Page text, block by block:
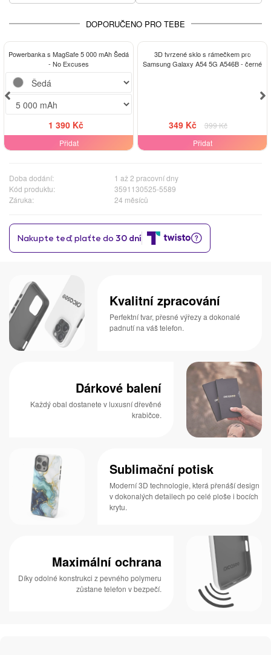
DOPORUČENO PRO TEBE
Powerbanka s MagSafe 5 000 mAh Šedá
- No Excuses
1 390 Kč
Přidat
-13%
3D tvrzené sklo s rámečkem pro
Samsung Galaxy A54 5G A546B - černé
349 Kč
399 Kč
Přidat
Doba dodání:
1 až 2 pracovní dny
Kód produktu:
3591130525-5589
Záruka:
24 měsíců
Kvalitní zpracování
Perfektní tvar, přesné výřezy a dokonalé
padnutí na váš telefon.
Dárkové balení
Každý obal dostanete v luxusní dřevěné
krabičce.
Sublimační potisk
Moderní 3D technologie, která přenáší design
v dokonalých detailech po celé ploše i bocích
krytu.
Maximální ochrana
Díky odolné konstrukci z pevného polymeru
zůstane telefon v bezpečí.